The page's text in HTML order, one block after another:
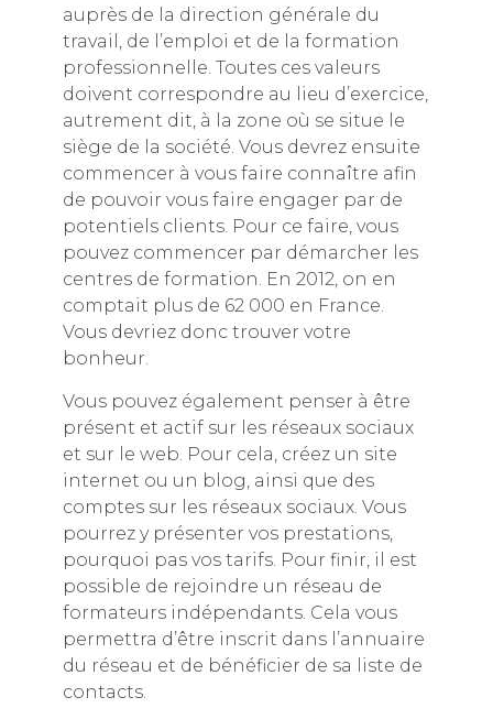
auprès de la direction générale du
travail, de l’emploi et de la formation
professionnelle. Toutes ces valeurs
doivent correspondre au lieu d’exercice,
autrement dit, à la zone où se situe le
siège de la société. Vous devrez ensuite
commencer à vous faire connaître afin
de pouvoir vous faire engager par de
potentiels clients. Pour ce faire, vous
pouvez commencer par démarcher les
centres de formation. En 2012, on en
comptait plus de 62 000 en France.
Vous devriez donc trouver votre
bonheur.
Vous pouvez également penser à être
présent et actif sur les réseaux sociaux
et sur le web. Pour cela, créez un site
internet ou un blog, ainsi que des
comptes sur les réseaux sociaux. Vous
pourrez y présenter vos prestations,
pourquoi pas vos tarifs. Pour finir, il est
possible de rejoindre un réseau de
formateurs indépendants. Cela vous
permettra d’être inscrit dans l’annuaire
du réseau et de bénéficier de sa liste de
contacts.